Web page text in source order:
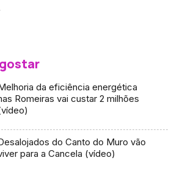
da eficiência energética
Romeiras vai custar 2 milhões
do Canto do Muro vão
para a Cancela (vídeo)